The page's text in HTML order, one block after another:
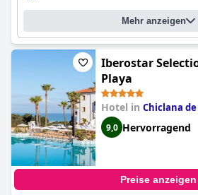
Mehr anzeigen
Iberostar
Playa
Hotel in Chiclana
9,0 Hervorragend
Preise anzeigen